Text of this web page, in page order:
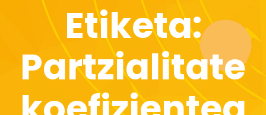
Etiketa:
Partzialitate